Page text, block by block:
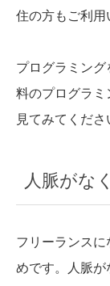
住の方もご利用
プログラミン
料のプログラミ
見てみてくださ
人脈がな
フリーランス
めです。人脈が